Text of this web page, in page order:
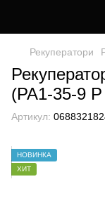
Рекуператори
(РА1-35-9
Артикул:
НОВИНКА
ХИТ